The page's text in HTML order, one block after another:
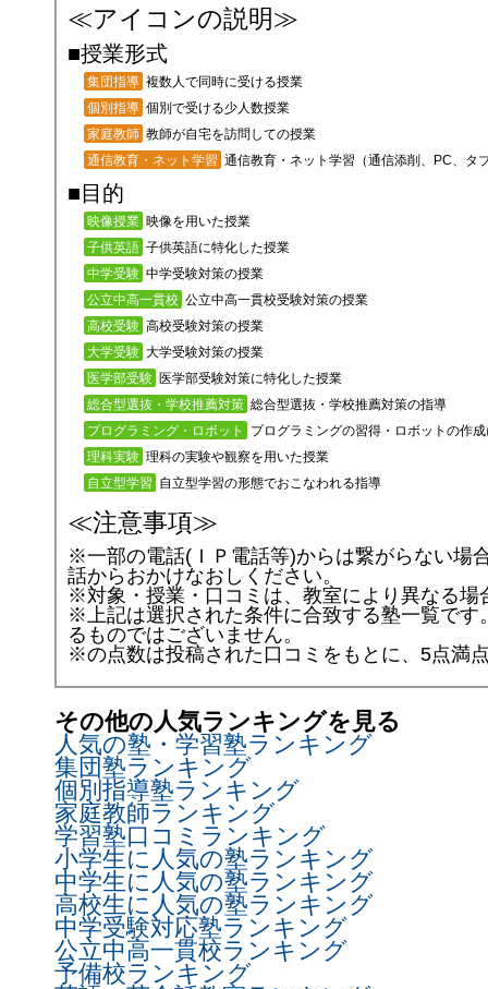
≪アイコンの説明≫
■授業形式
集団指導 複数人で同時に受ける授業
個別指導 個別で受ける少人数授業
家庭教師 教師が自宅を訪問しての授業
通信教育・ネット学習 通信教育・ネット学習（通信添削、PC、タ
■目的
映像授業 映像を用いた授業
子供英語 子供英語に特化した授業
中学受験 中学受験対策の授業
公立中高一貫校 公立中高一貫校受験対策の授業
高校受験 高校受験対策の授業
大学受験 大学受験対策の授業
医学部受験 医学部受験対策に特化した授業
総合型選抜・学校推薦対策 総合型選抜・学校推薦対策の指導
プログラミング・ロボット
プログラミングの習得・ロボットの作
理科実験 理科の実験や観察を用いた授業
自立型学習 自立型学習の形態でおこなわれる指導
≪注意事項≫
※一部の電話(ＩＰ電話等)からは繋がらない場
話からおかけなおしください。
※対象・授業・口コミは、教室により異なる場
※上記は選択された条件に合致する塾一覧です
るものではございません。
※の点数は投稿された口コミをもとに、5点満
その他の人気ランキングを見る
人気の塾・学習塾ランキング
集団塾ランキング
個別指導塾ランキング
家庭教師ランキング
学習塾口コミ ランキング
小学生に人気の塾ランキング
中学生に人気の塾ランキング
高校生に人気の塾ランキング
中学受験対応塾ランキング
公立中高一貫校ランキング
予備校ランキング